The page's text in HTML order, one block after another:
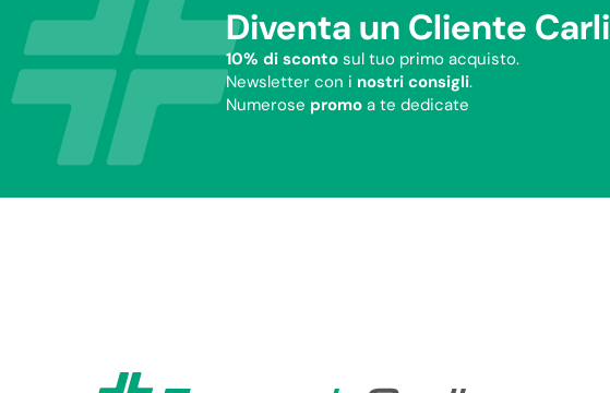
Diventa un Cliente Carli
10% di sconto sul tuo primo acquisto.
Newsletter con i nostri consigli.
Numerose promoa te dedicate